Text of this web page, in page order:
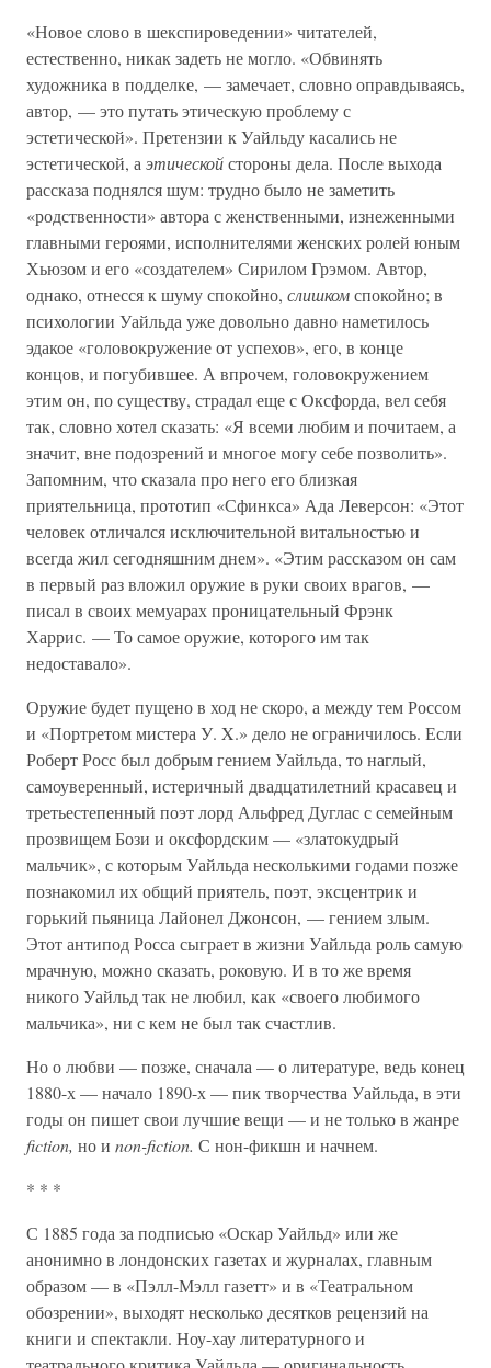
«Новое слово в шекспироведении» читателей,
естественно, никак задеть не могло. «Обвинять
художника в подделке, — замечает, словно оправдываясь,
автор, — это путать этическую проблему с
эстетической». Претензии к Уайльду касались не
эстетической, а этическойстороны дела. После выхода
рассказа поднялся шум: трудно было не заметить
«родственности» автора с женственными, изнеженными
главными героями, исполнителями женских ролей юным
Хьюзом и его «создателем» Сирилом Грэмом. Автор,
однако, отнесся к шуму спокойно, слишкомспокойно; в
психологии Уайльда уже довольно давно наметилось
эдакое «головокружение от успехов», его, в конце
концов, и погубившее. А впрочем, головокружением
этим он, по существу, страдал еще с Оксфорда, вел себя
так, словно хотел сказать: «Я всеми любим и почитаем, а
значит, вне подозрений и многое могу себе позволить».
Запомним, что сказала про него его близкая
приятельница, прототип «Сфинкса» Ада Леверсон: «Этот
человек отличался исключительной витальностью и
всегда жил сегодняшним днем». «Этим рассказом он сам
в первый раз вложил оружие в руки своих врагов, —
писал в своих мемуарах проницательный Фрэнк
Харрис. — То самое оружие, которого им так
недоставало».
Оружие будет пущено в ход не скоро, а между тем Россом
и «Портретом мистера У. X.» дело не ограничилось. Если
Роберт Росс был добрым гением Уайльда, то наглый,
самоуверенный, истеричный двадцатилетний красавец и
третьестепенный поэт лорд Альфред Дуглас с семейным
прозвищем Бози и оксфордским — «златокудрый
мальчик», с которым Уайльда несколькими годами позже
познакомил их общий приятель, поэт, эксцентрик и
горький пьяница Лайонел Джонсон, — гением злым.
Этот антипод Росса сыграет в жизни Уайльда роль самую
мрачную, можно сказать, роковую. И в то же время
никого Уайльд так не любил, как «своего любимого
мальчика», ни с кем не был так счастлив.
Но о любви — позже, сначала — о литературе, ведь конец
1880-х — начало 1890-х — пик творчества Уайльда, в эти
годы он пишет свои лучшие вещи — и не только в жанре
fiction, но и non-fiction. С нон-фикшн и начнем.
* * *
С 1885 года за подписью «Оскар Уайльд» или же
анонимно в лондонских газетах и журналах, главным
образом — в «Пэлл-Мэлл газетт» и в «Театральном
обозрении», выходят несколько десятков рецензий на
книги и спектакли. Ноу-хау литературного и